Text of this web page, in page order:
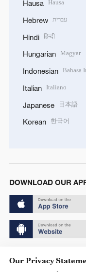
Hausa Hausa
Hebrew עברית
Hindi हिन्दी
Hungarian Magyar
Indonesian Bahasa
Italian Italiano
Japanese 日本語
Korean 한국어
DOWNLOAD OUR
京ICP备20000184号
Our Privacy